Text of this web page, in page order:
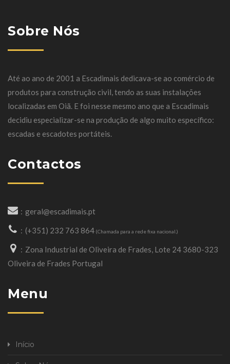
Sobre Nós
Até ao ano de 2001 a Escadimais dedicava-se ao comércio de
produtos para construção civil, tendo as suas instalações
localizadas em Oiã. E foi nesse mesmo ano que a Escadimais
decidiu especializar-se na produção de algo muito específico:
escadas e escadotes portáteis.
Contactos
geral@escadimais.pt
(+351) 232 763 864 (Chamada para a rede fixa nacional.)
Zona Industrial de Oliveira de Frades, Lote 24 3680-323
Oliveira de Frades Portugal
Menu
Início